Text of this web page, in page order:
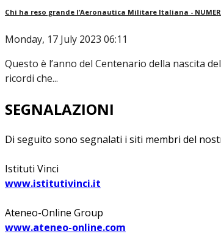
Chi ha reso grande l’Aeronautica Militare Italiana -
Monday, 17 July 2023 06:11
Questo è l’anno del Centenario della nascita
ricordi che...
SEGNALAZIONI
Di seguito sono segnalati i siti membri del
Istituti Vinci
www.istitutivinci.it
Ateneo-Online Group
www.ateneo-online.com